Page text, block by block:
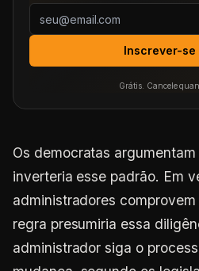
Inscrever-se
Grátis. Cancele
Os democratas
inverteria esse padrão. Em
administradores
regra presumiria essa
administrador siga o